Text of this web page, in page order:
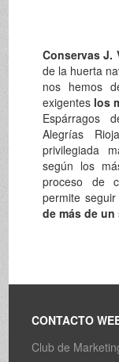
Conservas J.
de la huerta
nos hemos
exigentes los
Espárragos
Alegrías
privilegiada
según los
proceso de
permite
de más de un
CONTACTO
Club de